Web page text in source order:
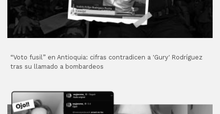
“Voto fusil” en Antioquia: cifras contradicen a 'Gury' Rodríguez
tras su llamado a bombardeos